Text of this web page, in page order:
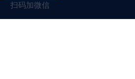
扫码加微信